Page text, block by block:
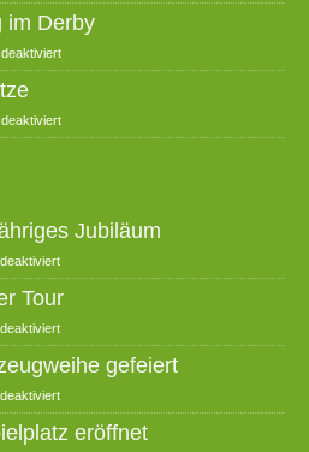
im Derby
Jubiläum
Tour
gefeiert
eröffnet